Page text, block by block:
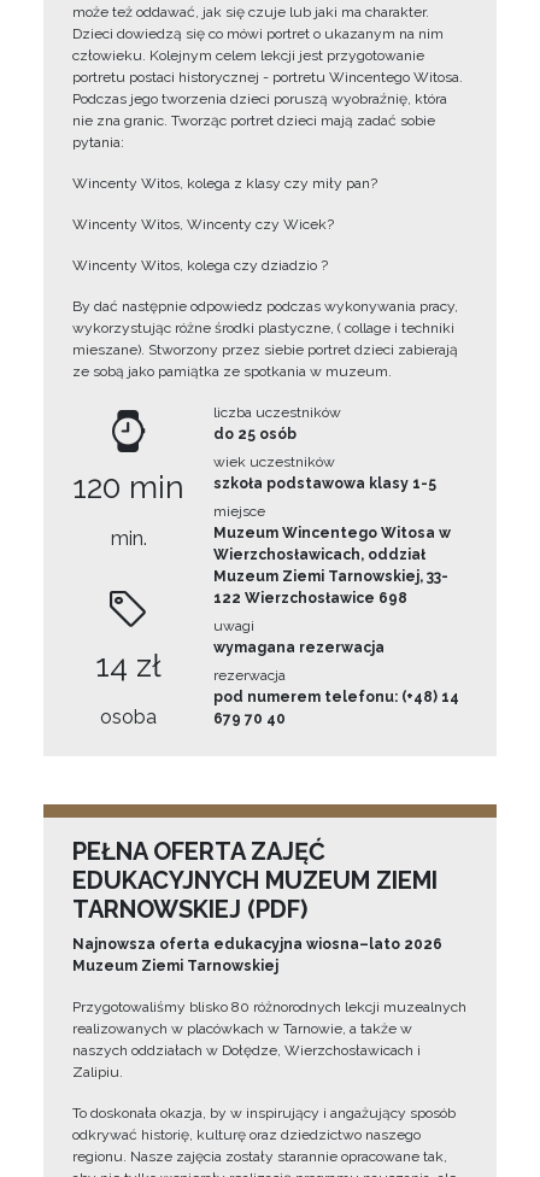
może też oddawać, jak się czuje lub jaki ma charakter.
Dzieci dowiedzą się co mówi portret o ukazanym na nim
człowieku. Kolejnym celem lekcji jest przygotowanie
portretu postaci historycznej - portretu Wincentego Witosa.
Podczas jego tworzenia dzieci poruszą wyobraźnię, która
nie zna granic. Tworząc portret dzieci mają zadać sobie
pytania:
Wincenty Witos, kolega z klasy czy miły pan?
Wincenty Witos, Wincenty czy Wicek?
Wincenty Witos, kolega czy dziadzio ?
By dać następnie odpowiedz podczas wykonywania pracy,
wykorzystując różne środki plastyczne, ( collage i techniki
mieszane). Stworzony przez siebie portret dzieci zabierają
ze sobą jako pamiątka ze spotkania w muzeum.
120 min
min.
14 zł
osoba
liczba uczestników
do 25 osób
wiek uczestników
szkoła podstawowa klasy 1-5
miejsce
Muzeum Wincentego Witosa w
Wierzchosławicach, oddział
Muzeum Ziemi Tarnowskiej, 33-
122 Wierzchosławice 698
uwagi
wymagana rezerwacja
rezerwacja
pod numerem telefonu: (+48) 14
679 70 40
PEŁNA OFERTA ZAJĘĆ
EDUKACYJNYCH MUZEUM ZIEMI
TARNOWSKIEJ (PDF)
Najnowsza oferta edukacyjna wiosna–lato 2026
Muzeum Ziemi Tarnowskiej
Przygotowaliśmy blisko 80 różnorodnych lekcji muzealnych
realizowanych w placówkach w Tarnowie, a także w
naszych oddziałach w Dołędze, Wierzchosławicach i
Zalipiu.
To doskonała okazja, by w inspirujący i angażujący sposób
odkrywać historię, kulturę oraz dziedzictwo naszego
regionu. Nasze zajęcia zostały starannie opracowane tak,